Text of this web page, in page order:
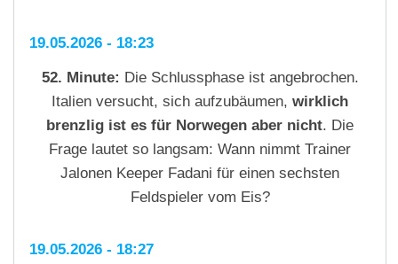
19.05.2026 - 18:23
52. Minute: Die Schlussphase ist angebrochen.
Italien versucht, sich aufzubäumen, wirklich
brenzlig ist es für Norwegen aber nicht. Die
Frage lautet so langsam: Wann nimmt Trainer
Jalonen Keeper Fadani für einen sechsten
Feldspieler vom Eis?
19.05.2026 - 18:27